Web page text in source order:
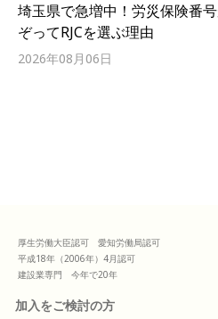
埼玉県で急増中！労災保険番
ぞってRJCを選ぶ理由
2026年08月06日
厚生労働大臣認可 愛知労働局認可
平成18年（2006年）4月認可
建設業専門 今年で20年
加入をご検討の方